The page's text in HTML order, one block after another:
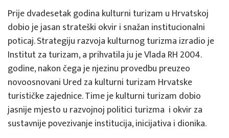
Prije dvadesetak godina kulturni turizam u Hrvatskoj
dobio je jasan strateški okvir i snažan institucionalni
poticaj. Strategiju razvoja kulturnog turizma izradio je
Institut za turizam, a prihvatila ju je Vlada RH 2004.
godine, nakon čega je njezinu provedbu preuzeo
novoosnovani Ured za kulturni turizam Hrvatske
turističke zajednice. Time je kulturni turizam dobio
jasnije mjesto u razvojnoj politici turizma i okvir za
sustavnije povezivanje institucija, inicijativa i dionika.